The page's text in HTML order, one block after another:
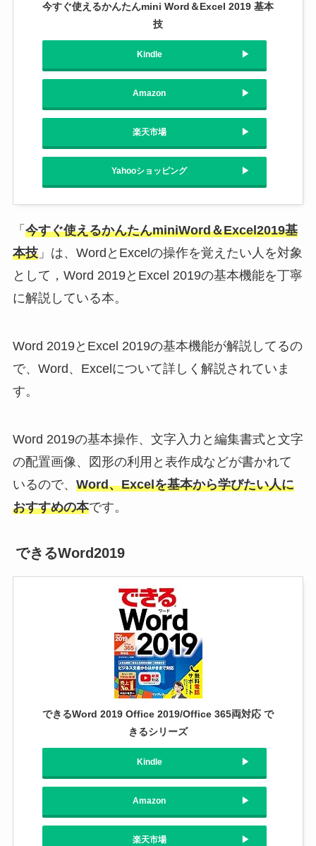
今すぐ使えるかんたんmini Word＆Excel 2019 基本
技
Kindle
Amazon
楽天市場
Yahooショッピング
「 今すぐ使えるかんたんminiWord＆Excel2019基
本技」は、WordとExcelの操作を覚えたい人を対象
として，Word 2019とExcel 2019の基本機能を丁寧
に解説している本。
Word 2019とExcel 2019の基本機能が解説してるの
で、Word、Excelについて詳しく解説されていま
す。
Word 2019の基本操作、文字入力と編集書式と文字
の配置画像、図形の利用と表作成などが書かれて
いるので、 Word、Excelを基本から学びたい人に
おすすめの本です。
できるWord2019
できるWord 2019 Office 2019/Office 365両対応 で
きるシリーズ
Kindle
Amazon
楽天市場